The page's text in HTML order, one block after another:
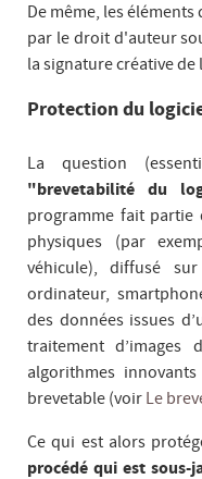
De même, les
par le droit d'auteur
la signature créative de
Protection du
La question
"brevetabilité du
programme fait partie
physiques (par
véhicule), diffusé
ordinateur,
des données issues
traitement d’images
algorithmes
brevetable (voir Le
Ce qui est alors
procédé qui est sous-